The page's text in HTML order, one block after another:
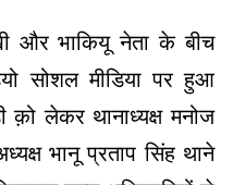
और भाकियू नेता के बीच
सोशल मीडिया पर हुआ
क़ो लेकर थानाध्यक्ष मनोज
भानू प्रताप सिंह थाने